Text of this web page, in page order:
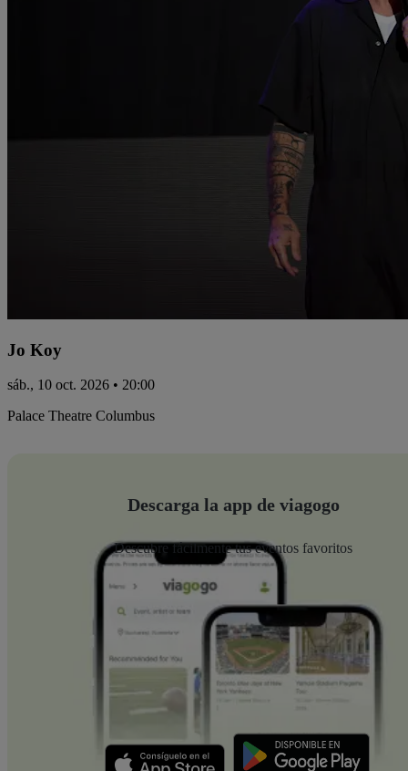
Jo Koy
sáb., 10 oct. 2026 • 20:00
Palace Theatre Columbus
Descarga la app de viagogo
Descubre fácilmente tus eventos favoritos